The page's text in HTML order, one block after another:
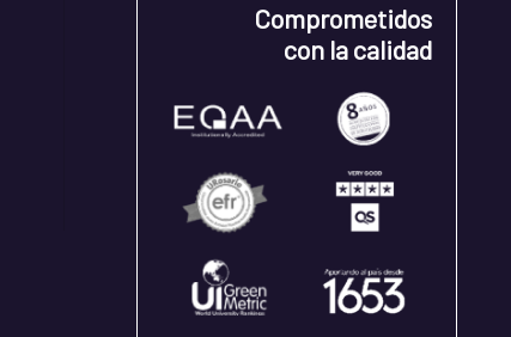
Comprometidos
con la calidad